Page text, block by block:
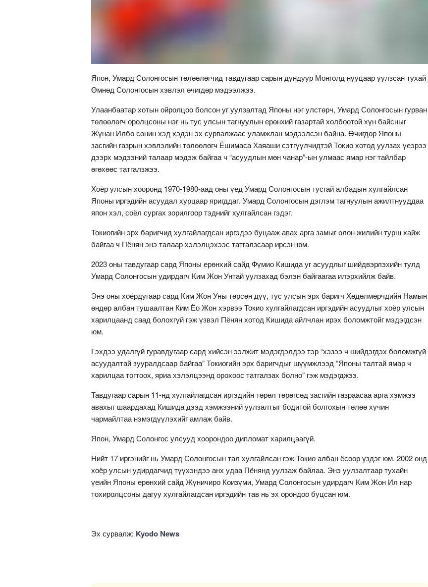
Япон, Умард Солонгосын төлөөлөгчид тавдугаар сарын дундуур Монголд нууцаар уулзсан тухай
Өмнөд Солонгосын хэвлэл өчигдөр мэдээлжээ.
Улаанбаатар хотын ойролцоо болсон уг уулзалтад Японы нэг улстөрч, Умард Солонгосын гурван
төлөөлөгч оролцсоны нэг нь тус улсын тагнуулын ерөнхий газартай холбоотой хүн байсныг
Жүнан Илбо сонин хэд хэдэн эх сурвалжаас уламжлан мэдээлсэн байна. Өчигдөр Японы
засгийн газрын хэвлэлийн төлөөлөгч Ёшимаса Хаяаши сэтгүүлчидтэй Токио хотод уулзах үеэрээ
дээрх мэдээний талаар мэдэж байгаа ч “асуудлын мөн чанар”-ын улмаас ямар нэг тайлбар
өгөхөөс татгалзжээ.
Хоёр улсын хооронд 1970-1980-аад оны үед Умард Солонгосын тусгай албадын хулгайлсан
Японы иргэдийн асуудал хурцаар яригддаг. Умард Солонгосын дэглэм тагнуулын ажилтнууддаа
япон хэл, соёл сургах зорилгоор тэднийг хулгайлсан гэдэг.
Токиогийн эрх баригчид хулгайлагдсан иргэдээ буцааж авах арга замыг олон жилийн турш хайж
байгаа ч Пёнян энэ талаар хэлэлцэхээс татгалзсаар ирсэн юм.
2023 оны тавдугаар сард Японы ерөнхий сайд Фүмио Кишида уг асуудлыг шийдвэрлэхийн тулд
Умард Солонгосын удирдагч Ким Жон Унтай уулзахад бэлэн байгаагаа илэрхийлж байв.
Энэ оны хоёрдугаар сард Ким Жон Уны төрсөн дүү, тус улсын эрх баригч Хөдөлмөрчдийн Намын
өндөр албан тушаалтан Ким Ёо Жон хэрвээ Токио хулгайлагдсан иргэдийн асуудлыг хоёр улсын
харилцаанд саад болохгүй гэж үзвэл Пёнян хотод Кишида айлчлан ирэх боломжтойг мэдэгдсэн
юм.
Гэхдээ удалгүй гуравдугаар сард хийсэн ээлжит мэдэгдэлдээ тэр “хэзээ ч шийдэгдэх боломжгүй
асуудалтай зууралдсаар байгаа” Токиогийн эрх баригчдыг шүүмжлээд “Японы талтай ямар ч
харилцаа тогтоох, яриа хэлэлцээнд орохоос татгалзах болно” гэж мэдэгджээ.
Тавдугаар сарын 11-нд хулгайлагдсан иргэдийн төрөл төрөгсөд засгийн газраасаа арга хэмжээ
авахыг шаардахад Кишида дээд хэмжээний уулзалтыг бодитой болгохын төлөө хүчин
чармайлтаа нэмэгдүүлэхийг амлаж байв.
Япон, Умард Солонгос улсууд хоорондоо дипломат харилцаагүй.
Нийт 17 иргэнийг нь Умард Солонгосын тал хулгайлсан гэж Токио албан ёсоор үздэг юм. 2002 онд
хоёр улсын удирдагчид түүхэндээ анх удаа Пёнянд уулзаж байлаа. Энэ уулзалтаар тухайн
үеийн Японы ерөнхий сайд Жүничиро Коизүми, Умард Солонгосын удирдагч Ким Жон Ил нар
тохиролцсоны дагуу хулгайлагдсан иргэдийн тав нь эх орондоо буцсан юм.
Эх сурвалж: Kyodo News